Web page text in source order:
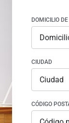
DOMICILIO
CIUDAD
CÓDIGO